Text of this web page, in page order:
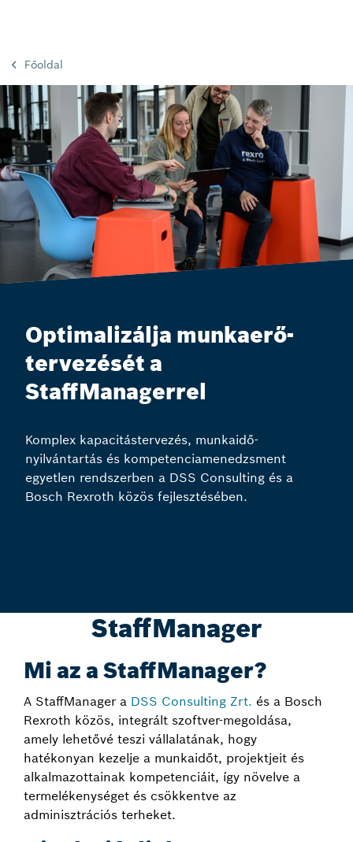
Főoldal
Optimalizálja munkaerő-
tervezését a
StaffManagerrel
Komplex kapacitástervezés, munkaidő-
nyilvántartás és kompetenciamenedzsment
egyetlen rendszerben a DSS Consulting és a
Bosch Rexroth közös fejlesztésében.
StaffManager
Mi az a StaffManager?
A StaffManager a DSS Consulting Zrt. és a Bosch
Rexroth közös, integrált szoftver-megoldása,
amely lehetővé teszi vállalatának, hogy
hatékonyan kezelje a munkaidőt, projektjeit és
alkalmazottainak kompetenciáit, így növelve a
termelékenységet és csökkentve az
adminisztrációs terheket.